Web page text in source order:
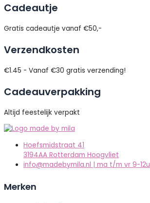
Cadeautje
Gratis cadeautje vanaf €50,-
Verzendkosten
€1.45 - Vanaf €30 gratis verzending!
Cadeauverpakking
Altijd feestelijk verpakt
Hoefsmidstraat 41
3194AA Rotterdam Hoogvliet
info@madebymila.nl | ma t/m vr 9-12u
Merken